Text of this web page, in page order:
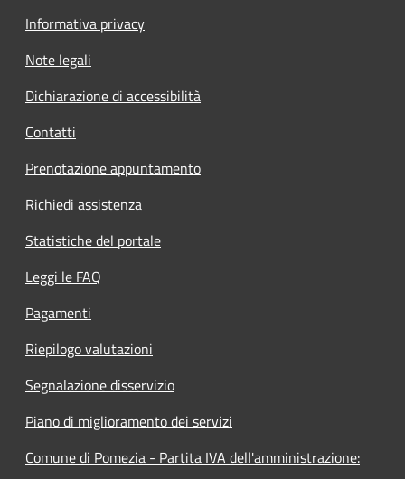
Informativa privacy
Note legali
Dichiarazione di accessibilità
Contatti
Prenotazione appuntamento
Richiedi assistenza
Statistiche del portale
Leggi le FAQ
Pagamenti
Riepilogo valutazioni
Segnalazione disservizio
Piano di miglioramento dei servizi
Comune di Pomezia - Partita IVA dell'amministrazione: